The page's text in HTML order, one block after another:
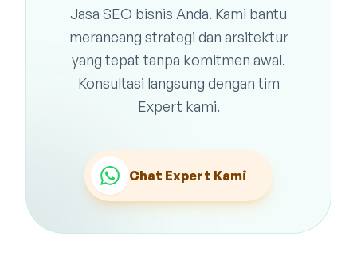
Jasa SEO bisnis Anda. Kami bantu
merancang strategi dan arsitektur
yang tepat tanpa komitmen awal.
Konsultasi langsung dengan tim
Expert kami.
Chat Expert Kami